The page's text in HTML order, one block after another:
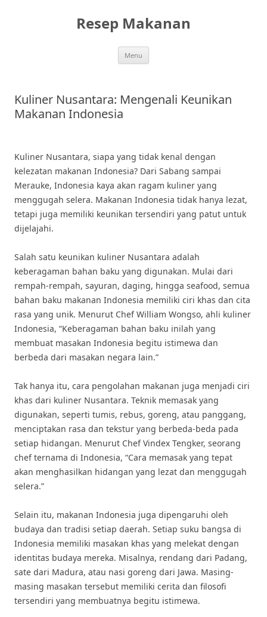
Resep Makanan
Menu
Kuliner Nusantara: Mengenali Keunikan
Makanan Indonesia
Kuliner Nusantara, siapa yang tidak kenal dengan
kelezatan makanan Indonesia? Dari Sabang sampai
Merauke, Indonesia kaya akan ragam kuliner yang
menggugah selera. Makanan Indonesia tidak hanya lezat,
tetapi juga memiliki keunikan tersendiri yang patut untuk
dijelajahi.
Salah satu keunikan kuliner Nusantara adalah
keberagaman bahan baku yang digunakan. Mulai dari
rempah-rempah, sayuran, daging, hingga seafood, semua
bahan baku makanan Indonesia memiliki ciri khas dan cita
rasa yang unik. Menurut Chef William Wongso, ahli kuliner
Indonesia, “Keberagaman bahan baku inilah yang
membuat masakan Indonesia begitu istimewa dan
berbeda dari masakan negara lain.”
Tak hanya itu, cara pengolahan makanan juga menjadi ciri
khas dari kuliner Nusantara. Teknik memasak yang
digunakan, seperti tumis, rebus, goreng, atau panggang,
menciptakan rasa dan tekstur yang berbeda-beda pada
setiap hidangan. Menurut Chef Vindex Tengker, seorang
chef ternama di Indonesia, “Cara memasak yang tepat
akan menghasilkan hidangan yang lezat dan menggugah
selera.”
Selain itu, makanan Indonesia juga dipengaruhi oleh
budaya dan tradisi setiap daerah. Setiap suku bangsa di
Indonesia memiliki masakan khas yang melekat dengan
identitas budaya mereka. Misalnya, rendang dari Padang,
sate dari Madura, atau nasi goreng dari Jawa. Masing-
masing masakan tersebut memiliki cerita dan filosofi
tersendiri yang membuatnya begitu istimewa.